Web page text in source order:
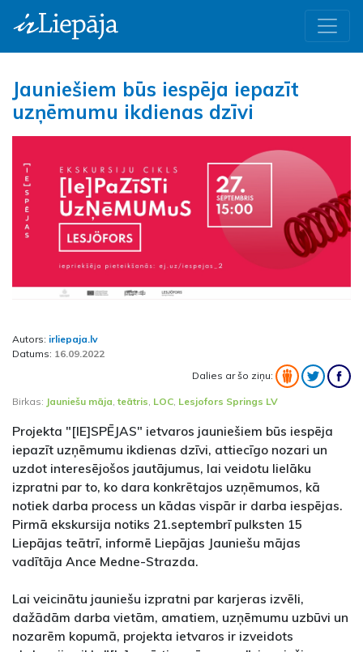
Jauniešiem būs iespēja iepazīt
uzņēmumu ikdienas dzīvi
Autors: irliepaja.lv
Datums: 16.09.2022
Dalies ar šo ziņu:
Birkas: Jauniešu māja,teātris, LOC, Lesjofors Springs LV
Projekta "[IE]SPĒJAS" ietvaros jauniešiem būs iespēja
iepazīt uzņēmumu ikdienas dzīvi, attiecīgo nozari un
uzdot interesējošos jautājumus, lai veidotu lielāku
izpratni par to, ko dara konkrētajos uzņēmumos, kā
notiek darba process un kādas vispār ir darba iespējas.
Pirmā ekskursija notiks 21.septembrī pulksten 15
Liepājas teātrī, informē Liepājas Jauniešu mājas
vadītāja Ance Medne-Strazda.
Lai veicinātu jauniešu izpratni par karjeras izvēli,
dažādām darba vietām, amatiem, uzņēmumu uzbūvi un
nozarēm kopumā, projekta ietvaros ir izveidots